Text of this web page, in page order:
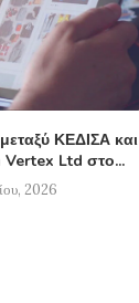
ΚΕΔΙΣΑ και
Ltd στο...
2026